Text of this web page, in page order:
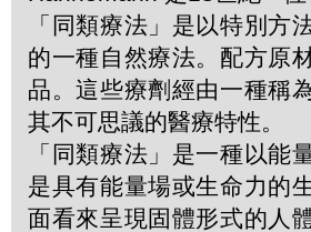
「同類療法」是以特別方
的一種自然療法。配方原
品。這些療劑經由一種稱
其不可思議的醫療特性。
「同類療法」是一種以能
是具有能量場或生命力的
面看來呈現固體形式的人